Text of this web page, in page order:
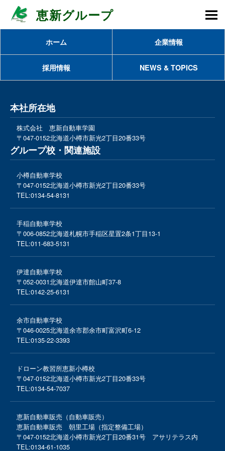
恵新グループ
ホーム 企業情報
採用情報 NEWS & TOPICS
本社所在地
株式会社 恵新自動車学園
〒047-0152北海道小樽市新光2丁目20番33号
グループ校・関連施設
小樽自動車学校
〒047-0152北海道小樽市新光2丁目20番33号
TEL:0134-54-8131
手稲自動車学校
〒006-0852北海道札幌市手稲区星置2条1丁目13-1
TEL:011-683-5131
伊達自動車学校
〒052-0031北海道伊達市館山町37-8
TEL:0142-25-6131
余市自動車学校
〒046-0025北海道余市郡余市町富沢町6-12
TEL:0135-22-3393
ドローン教習所恵新小樽校
〒047-0152北海道小樽市新光2丁目20番33号
TEL:0134-54-7037
恵新自動車販売（自動車販売）
恵新自動車販売 朝里工場（指定整備工場）
〒047-0152北海道小樽市新光2丁目20番31号 アサリテラス内
TEL:0134-61-1035